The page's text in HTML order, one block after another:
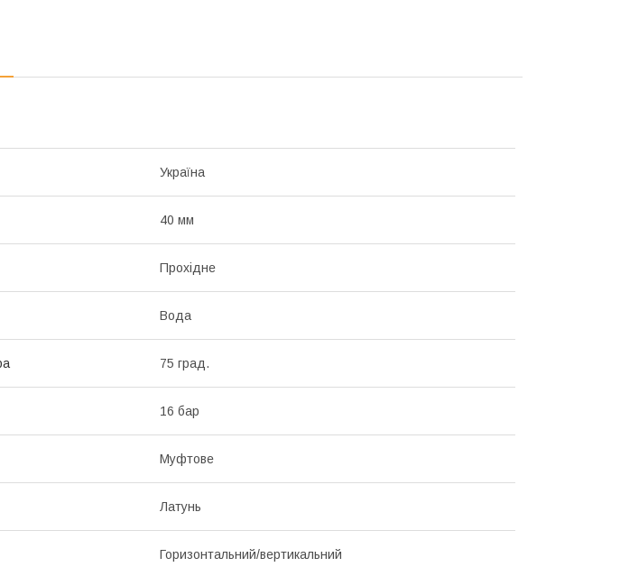
Україна
40 мм
Прохідне
Вода
75 град.
16 бар
Муфтове
Латунь
Горизонтальний/вертикальний